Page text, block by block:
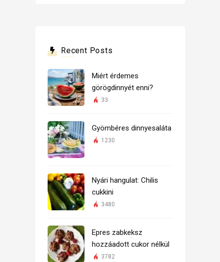
Recent Posts
Miért érdemes
görögdinnyét enni?
33
Gyömbéres dinnyesaláta
1230
Nyári hangulat: Chilis
cukkini
3480
Epres zabkeksz
hozzáadott cukor nélkül
3782